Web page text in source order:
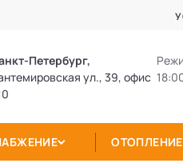
Петербург,
ул., 39, офис
ОТОПЛЕНИЕ